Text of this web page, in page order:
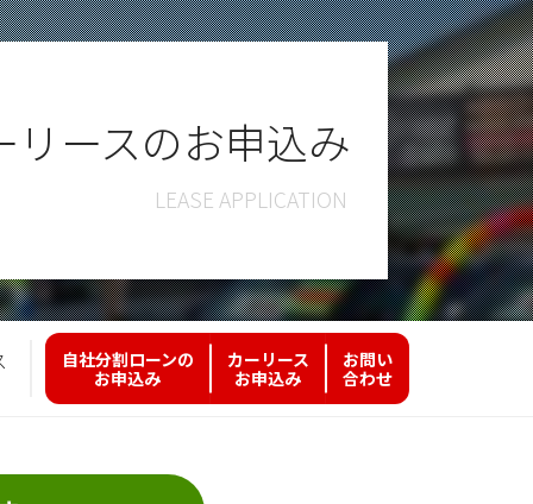
リースのお申込み
自社分割ローンの
お申込み
カーリース
お申込み
お問い
合わせ